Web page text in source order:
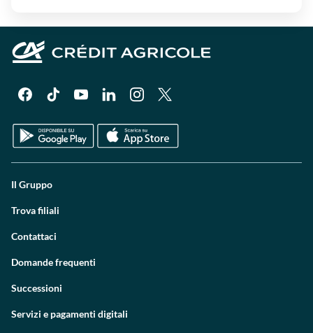
Il Gruppo
Trova filiali
Contattaci
Domande frequenti
Successioni
Servizi e pagamenti digitali